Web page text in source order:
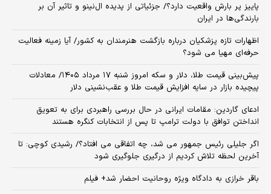
پاییز پر بارش واقعیت دارد؟/ جزئیاتی از پدیده ال‌نینو و تاثیر آن بر
بارندگی‌ها در ایران
اظهارات تازه پزشکیان درباره بازگشت هنرمندان به کشور/ آیا زمینه فعالیت
حرفه‌ای مهیا می شود؟
پیش‌بینی قیمت طلا، دلار و سکه امروز شنبه ۱۷ مرداد ۱۴۰۵/ معادلات
پیچیده بازار در سایه افزایش قیمت طلا و عقب‌نشینی دلار
ادعای گاردین: مقامات ایرانی در حال بررسی راهبردی برای به تعویق
انداختن توافق با دولت ترامپ تا پس از انتخابات کنگره هستند
اگر جلیلی رئیس جمهور می شد، چه اتفاقی می افتاد؟/ رشیدی کوچی: تا
آخرین لحظه تلاش کردیم از درگیری جلوگیری شود
باقر خرازی به دادگاه ویژه روحانیت احضار شد+ فیلم